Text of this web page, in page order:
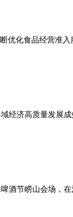
化食品经营准入
济高质量发展成
节崂山会场，在